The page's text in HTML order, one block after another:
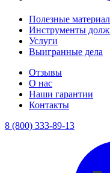
Полезные
Инструменты
Услуги
Выигранные дела
Отзывы
О нас
Наши гарантии
Контакты
8 (800) 333-89-13